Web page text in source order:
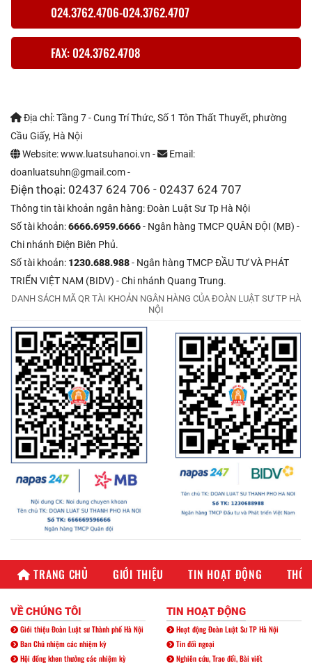
024.3762.4706-024.3762.4707
FAX: 024.3762.4708
Địa chỉ: Tầng 7 - Cung Trí Thức, Số 1 Tôn Thất Thuyết, phường
Cầu Giấy, Hà Nội
Website: www.luatsuhanoi.vn -
Email:
doanluatsuhn@gmail.com -
Điện thoại: 02437 624 706 - 02437 624 707
Thông tin tài khoản ngân hàng: Đoàn Luật Sư Tp Hà Nội
Số tài khoản:6666.6959.6666- Ngân hàng TMCP QUÂN ĐỘI (MB) -
Chi nhánh Điện Biên Phủ.
Số tài khoản: 1230.688.988- Ngân hàng TMCP ĐẦU TƯ VÀ PHÁT
TRIỂN VIỆT NAM (BIDV) - Chi nhánh Quang Trung.
DANH SÁCH MÃ QR TÀI KHOẢN NGÂN HÀNG CỦA ĐOÀN LUẬT SƯ TP HÀ
NỘI
TRANG CHỦ GIỚI THIỆU TIN HOẠT ĐỘNG
VỀ CHÚNG TÔI
Giới thiệu Đoàn Luật sư Thành phố Hà Nội
Ban Chủ nhiệm các nhiệm kỳ
Hội đồng khen thưởng các nhiệm kỳ
TIN HOẠT ĐỘNG
Hoạt động Đoàn Luật Sư TP Hà Nội
Tin đối ngoại
Nghiên cứu, Trao đổi, Bài viết